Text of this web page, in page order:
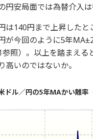
円安局面では為替介入は
は140円まで上昇した
が今回のように5年
参照）。以上を踏まえ
高いのではないか。
ドル／円の5年MAかい離率